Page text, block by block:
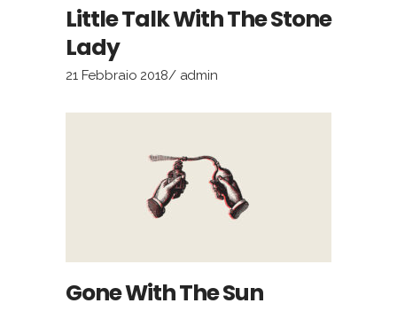
Little Talk With The Stone
Lady
21 Febbraio 2018 admin
Gone With The Sun